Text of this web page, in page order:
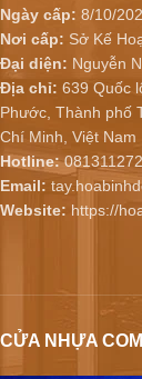
Ngày cấp: 8/10/
Nơi cấp: Sở Kế
Đại diện: Nguyễn
Địa chỉ: 639 Quốc
Phước, Thành phố
Chí Minh, Việt Nam
Hotline:
Email:
Website: https://
CỬA NHỰA